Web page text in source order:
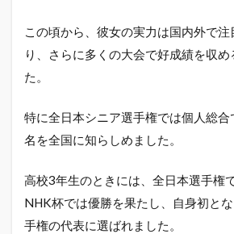
この頃から、彼女の実力は国内外で
り、さらに多くの大会で好成績を収
た。
特に全日本シニア選手権では個人総
名を全国に知らしめました。
高校3年生のときには、全日本選手権
NHK杯では優勝を果たし、自身初と
手権の代表に選ばれました。